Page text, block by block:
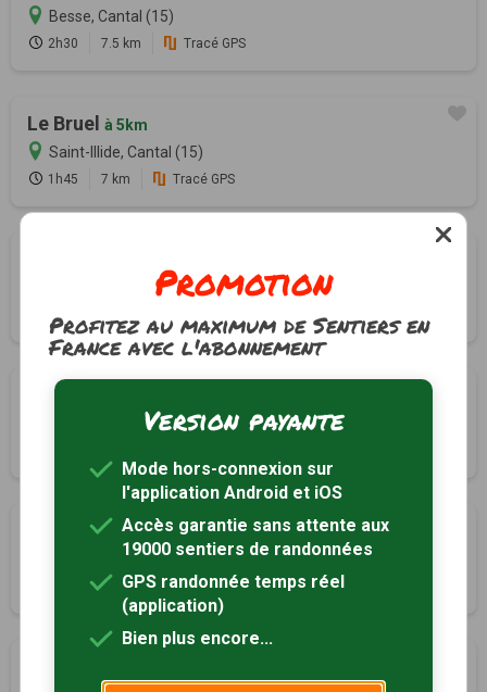
Besse, Cantal (15)
2h30 7.5 km Tracé GPS
Le Bruel à 5km
Saint-Illide, Cantal (15)
1h45 7 km Tracé GPS
Saint-Illide, Cantal (15)
3h00
Côtes de Jibanel
Pleaux, Cantal (15)
Le Puy Bouvalà 6km
Pleaux, Cantal (15)
11 km Tracé GPS
Promotion
Profitez au maximum de Sentiers en
France avec l'abonnement
Version payante
Mode hors-connexion sur
l'application Android et iOS
Accès garantie sans attente aux
19000 sentiers de randonnées
GPS randonnée temps réel
(application)
Bien plus encore...